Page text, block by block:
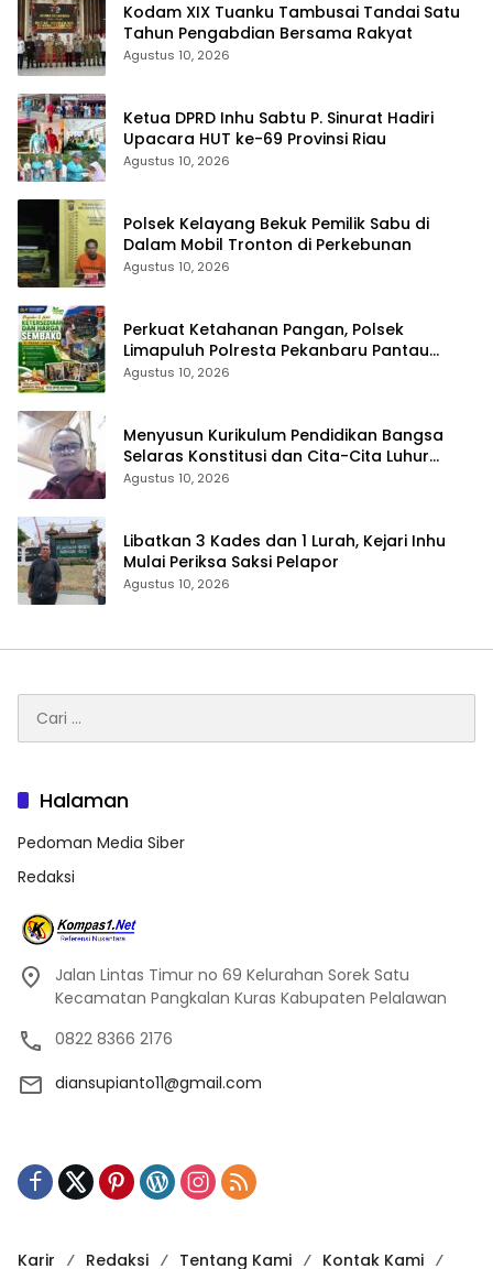
Kodam XIX Tuanku Tambusai Tandai Satu
Tahun Pengabdian Bersama Rakyat
Agustus 10, 2026
Ketua DPRD Inhu Sabtu P. Sinurat Hadiri
Upacara HUT ke-69 Provinsi Riau
Agustus 10, 2026
Polsek Kelayang Bekuk Pemilik Sabu di
Dalam Mobil Tronton di Perkebunan
Agustus 10, 2026
Perkuat Ketahanan Pangan, Polsek
Limapuluh Polresta Pekanbaru Pantau
Harga Sembako di Pasar
Agustus 10, 2026
Menyusun Kurikulum Pendidikan Bangsa
Selaras Konstitusi dan Cita-Cita Luhur
Bangsa
Agustus 10, 2026
Libatkan 3 Kades dan 1 Lurah, Kejari Inhu
Mulai Periksa Saksi Pelapor
Agustus 10, 2026
untuk:
Halaman
Pedoman Media Siber
Redaksi
Jalan Lintas Timur no 69 Kelurahan Sorek Satu
Kecamatan Pangkalan Kuras Kabupaten Pelalawan
0822 8366 2176
diansupianto11@gmail.com
Karir Redaksi Tentang Kami Kontak Kami